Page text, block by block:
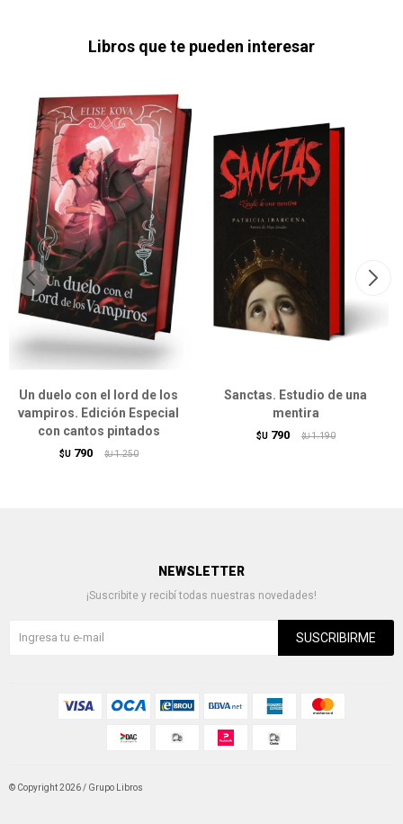
Libros que te pueden interesar
Un duelo con el lord de los
vampiros. Edición Especial
con cantos pintados
$U 790 $U 1.250
Sanctas. Estudio de una
mentira
$U 790 $U 1.190
NEWSLETTER
¡Suscribite y recibí todas nuestras novedades!
SUSCRIBIRME
© Copyright 2026 / Grupo Libros